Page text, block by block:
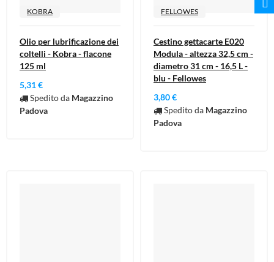
KOBRA
Olio per lubrificazione dei
coltelli - Kobra - flacone
125 ml
5,31 €
Spedito da Magazzino
Padova
FELLOWES
Cestino gettacarte E020
Modula - altezza 32,5 cm -
diametro 31 cm - 16,5 L -
blu - Fellowes
3,80 €
Spedito da Magazzino
Padova